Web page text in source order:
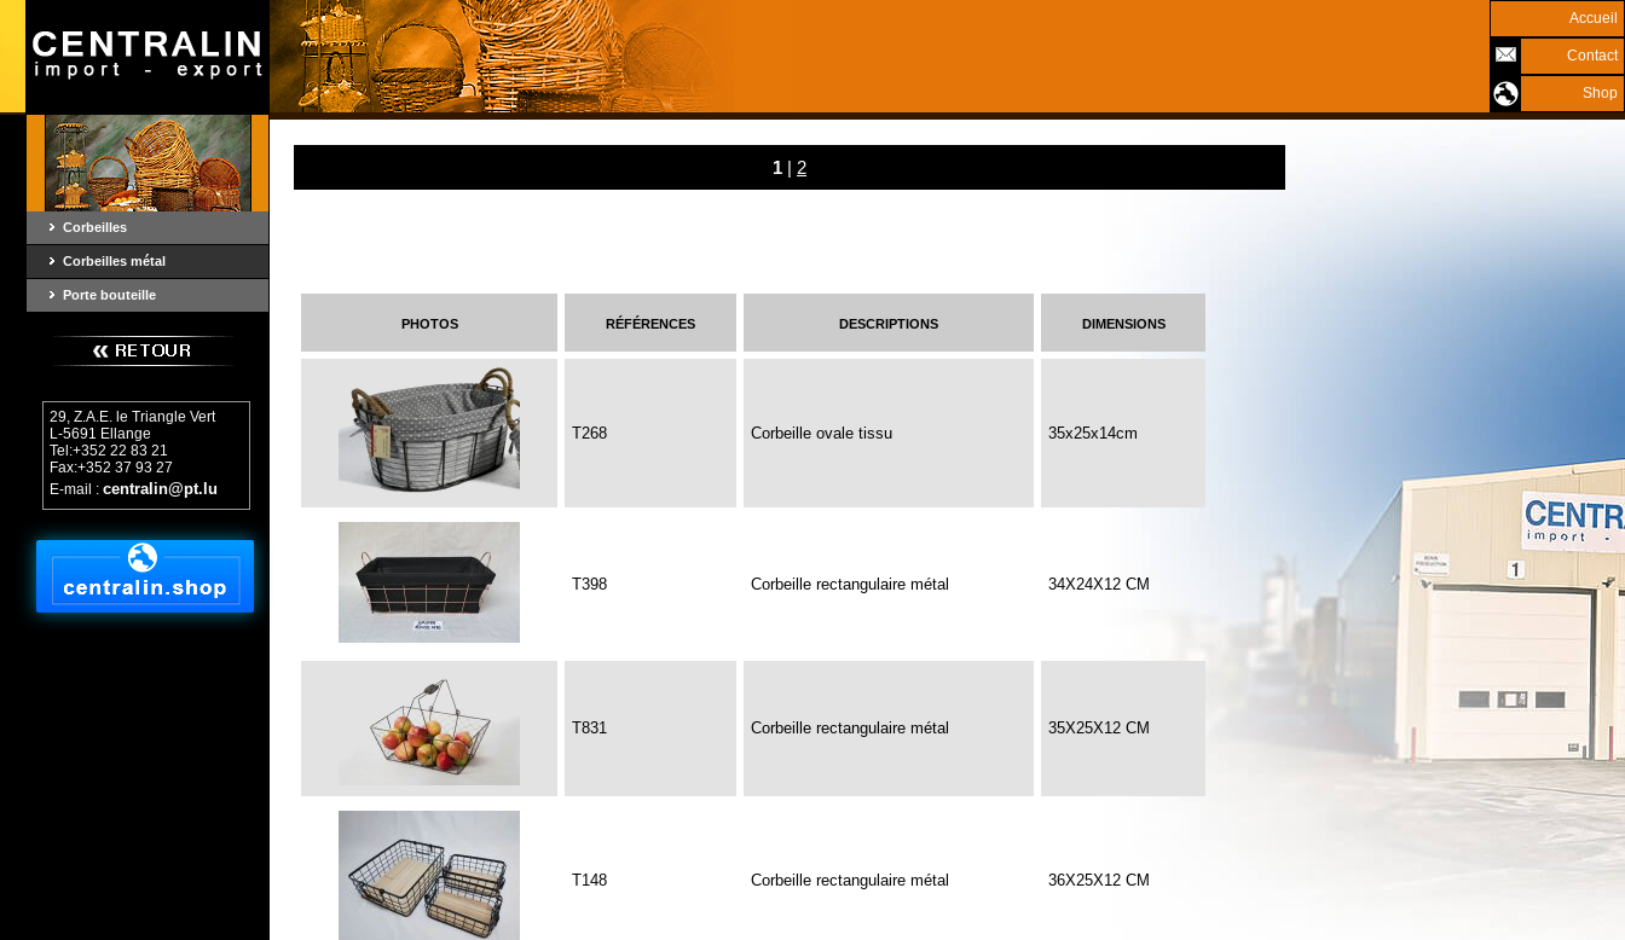
Accueil
Contact
Shop
Corbeilles
Corbeilles métal
Porte bouteille
29, Z.A.E. le Triangle Vert
L-5691 Ellange
Tel:+352 22 83 21
Fax:+352 37 93 27
E-mail : centralin@pt.lu
1 | 2
photos références descriptions dimensions
T268 Corbeille ovale tissu 35x25x14cm
T398 Corbeille rectangulaire métal 34X24X12 CM
T831 Corbeille rectangulaire métal 35X25X12 CM
T148 Corbeille rectangulaire métal 36X25X12 CM